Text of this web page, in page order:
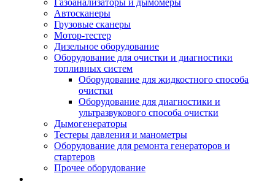
Газоанализаторы и дымомеры
Автосканеры
Грузовые сканеры
Мотор-тестер
Дизельное оборудование
Оборудование для очистки и диагностики
топливных систем
Оборудование для жидкостного способа
очистки
Оборудование для диагностики и
ультразвукового способа очистки
Дымогенераторы
Тестеры давления и манометры
Оборудование для ремонта генераторов и
стартеров
Прочее оборудование